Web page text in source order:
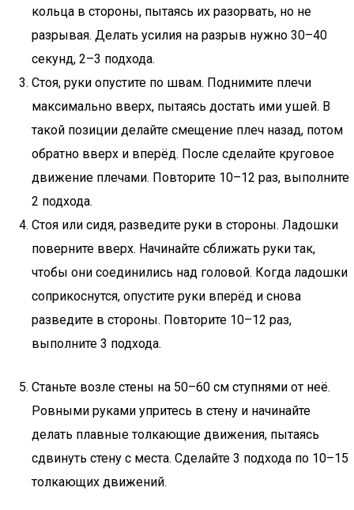
кольца в стороны, пытаясь их разорвать, но не
разрывая. Делать усилия на разрыв нужно 30–40
секунд, 2–3 подхода.
Стоя, руки опустите по швам. Поднимите плечи
максимально вверх, пытаясь достать ими ушей. В
такой позиции делайте смещение плеч назад, потом
обратно вверх и вперёд. После сделайте круговое
движение плечами. Повторите 10–12 раз, выполните
2 подхода.
Стоя или сидя, разведите руки в стороны. Ладошки
поверните вверх. Начинайте сближать руки так,
чтобы они соединились над головой. Когда ладошки
соприкоснутся, опустите руки вперёд и снова
разведите в стороны. Повторите 10–12 раз,
выполните 3 подхода.
Станьте возле стены на 50–60 см ступнями от неё.
Ровными руками упритесь в стену и начинайте
делать плавные толкающие движения, пытаясь
сдвинуть стену с места. Сделайте 3 подхода по 10–15
толкающих движений.